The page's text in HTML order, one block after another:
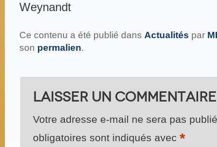
Weynandt
Ce contenu a été publié dans Actualités par
son permalien.
Laisser un commentaire
Votre adresse e-mail ne sera pas
obligatoires sont indiqués avec *